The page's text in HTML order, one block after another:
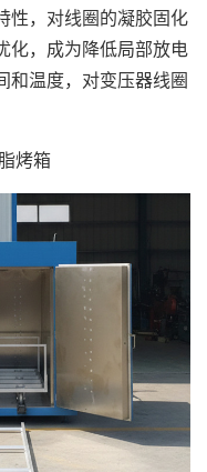
性，对线圈的凝胶固化
化，成为降低局部放电
和温度，对变压器线圈
烤箱